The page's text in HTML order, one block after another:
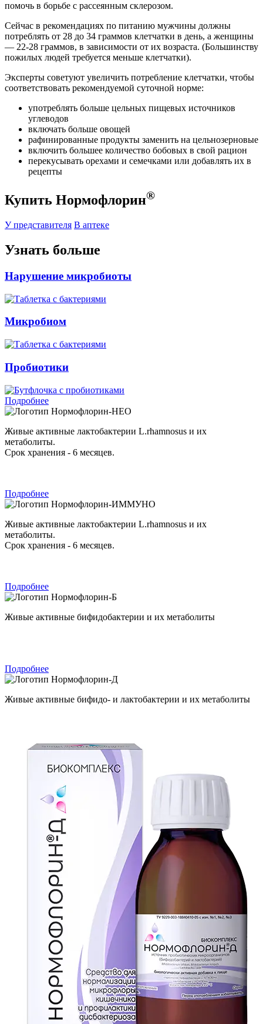
помочь в борьбе с рассеянным склерозом.
Сейчас в рекомендациях по питанию мужчины должны
потреблять от 28 до 34 граммов клетчатки в день, а женщины
— 22-28 граммов, в зависимости от их возраста. (Большинству
пожилых людей требуется меньше клетчатки).
Эксперты советуют увеличить потребление клетчатки, чтобы
соответствовать рекомендуемой суточной норме:
употреблять больше цельных пищевых источников
углеводов
включать больше овощей
рафинированные продукты заменить на цельнозерновые
включить большее количество бобовых в свой рацион
перекусывать орехами и семечками или добавлять их в
рецепты
Купить Нормофлорин®
У представителя В аптеке
Узнать больше
Нарушение микробиоты
Микробиом
Пробиотики
Подробнее
Нормофлорин-НЕО
Живые активные лактобактерии L.rhamnosus и их
метаболиты.
Срок хранения - 6 месяцев.
Подробнее
Нормофлорин-ИММУНО
Живые активные лактобактерии L.rhamnosus и их
метаболиты.
Срок хранения - 6 месяцев.
Подробнее
Нормофлорин-Б
Живые активные бифидобактерии и их метаболиты
Подробнее
Нормофлорин-Д
Живые активные бифидо- и лактобактерии и их метаболиты